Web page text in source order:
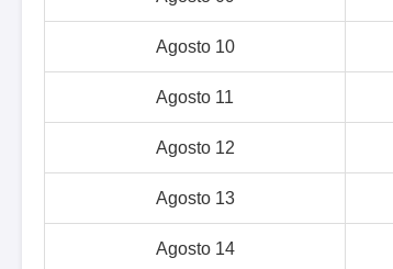
Agosto 10
Agosto 11
Agosto 12
Agosto 13
Agosto 14